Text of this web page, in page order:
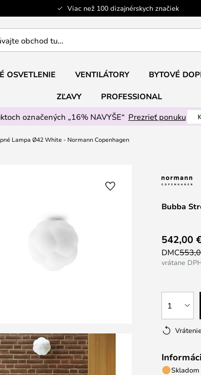
Viac než 100 dizajnérskych značiek
OSVETLENIE VENTILÁTORY BYTOVÉ
ZĽAVY
PROFESSIONAL
označených „16% NAVYŠE“ Prezrieť ponuku
Lampa Ø42 White - Normann Copenhagen
Bubba
542,00
DMC
vrátane
1